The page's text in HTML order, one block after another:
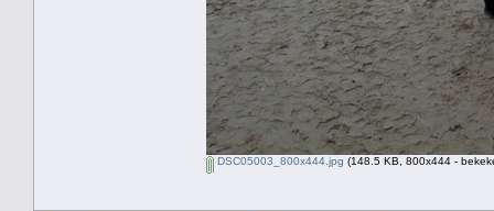
DSC05003_800x444.jpg (148.5 KB, 800x444 -